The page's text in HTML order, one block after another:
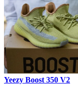
Yeezy Boost 350 V2